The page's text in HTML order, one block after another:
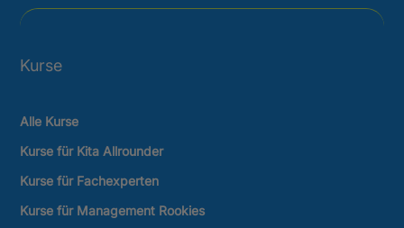
Kurse
Alle Kurse
Kurse für Kita Allrounder
Kurse für Fachexperten
Kurse für Management Rookies